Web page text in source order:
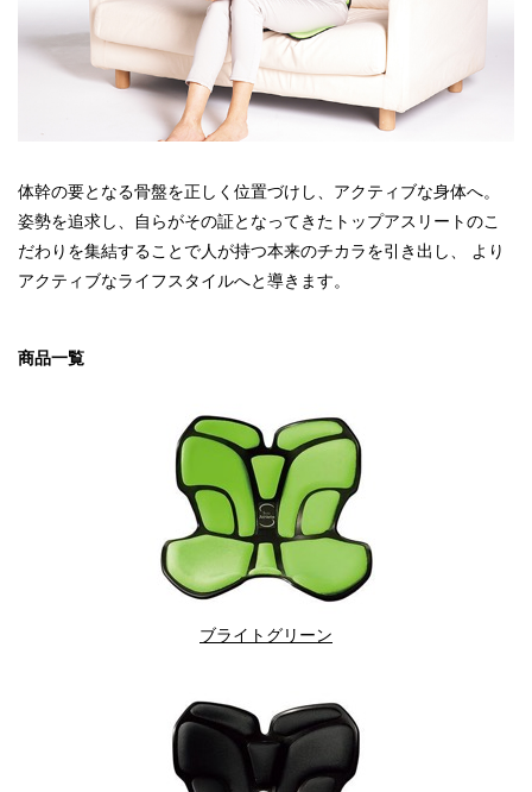
体幹の要となる骨盤を正しく位置づけし、アクティブな身体へ。
姿勢を追求し、自らがその証となってきたトップアスリートのこ
だわりを集結することで人が持つ本来のチカラを引き出し、 より
アクティブなライフスタイルへと導きます。
商品一覧
ブライトグリーン